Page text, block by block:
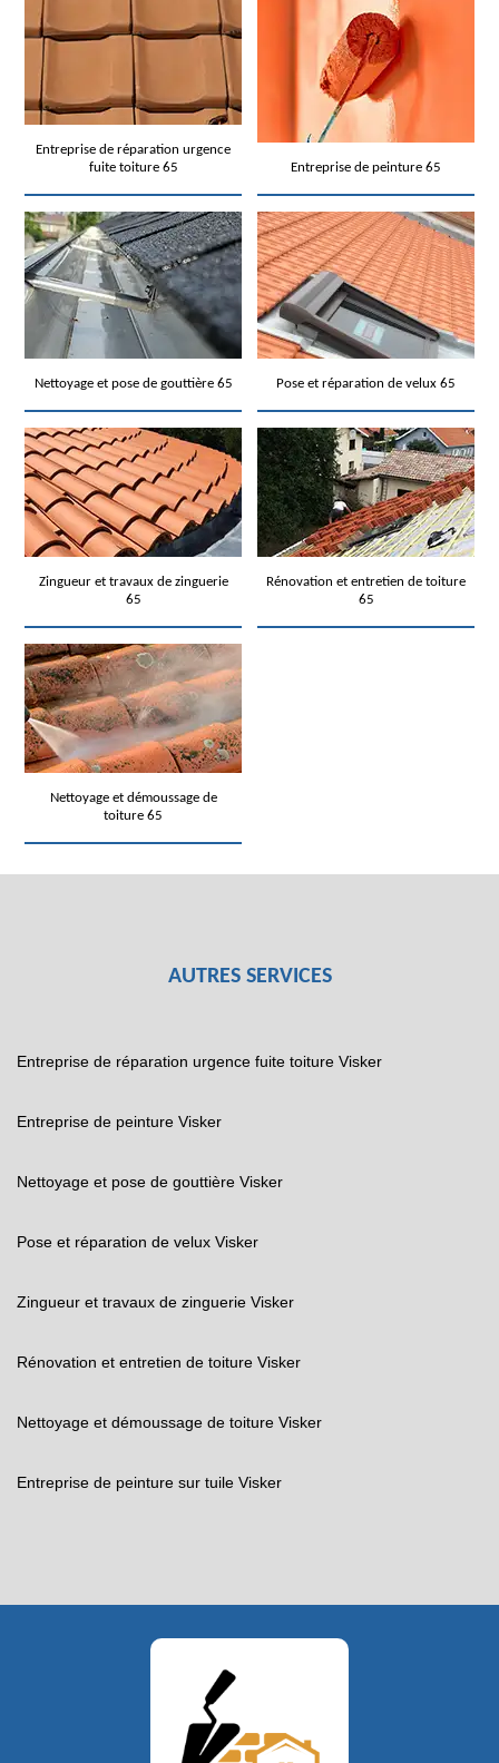
Entreprise de réparation urgence
fuite toiture 65
Entreprise de peinture 65
Nettoyage et pose de gouttière 65 Pose et réparation de velux 65
Zingueur et travaux de zinguerie
65
Rénovation et entretien de toiture
65
Nettoyage et démoussage de
toiture 65
AUTRES SERVICES
Entreprise de réparation urgence fuite toiture Visker
Entreprise de peinture Visker
Nettoyage et pose de gouttière Visker
Pose et réparation de velux Visker
Zingueur et travaux de zinguerie Visker
Rénovation et entretien de toiture Visker
Nettoyage et démoussage de toiture Visker
Entreprise de peinture sur tuile Visker